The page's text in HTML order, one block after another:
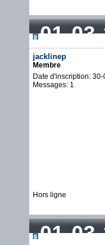
01-
jacklinep
Membre
Date d'inscription:
Messages: 1
Hors ligne
01-